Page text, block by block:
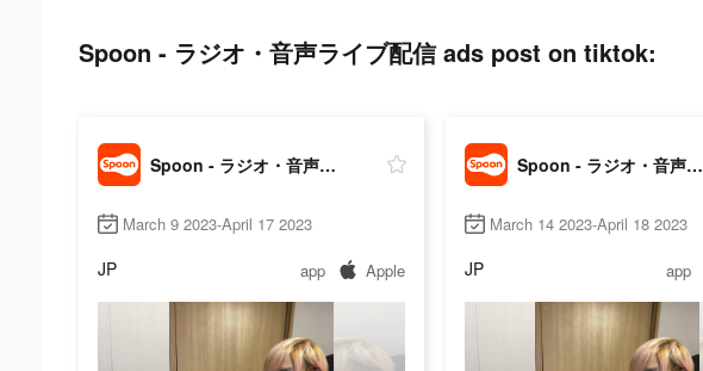
Spoon - ラジオ・音声ライブ配信 ads post on tiktok:
Spoon - ラジオ・音声ライブ配信
March 9 2023-April 17 2023
JP app Apple
Spoon - ラジオ・音声ライブ配信
March 14 2023-April 18 2023
JP app